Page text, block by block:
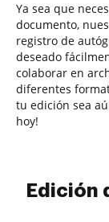
Ya sea que
documento,
registro de
deseado
colaborar en
diferentes
tu edición sea
hoy!
Edición